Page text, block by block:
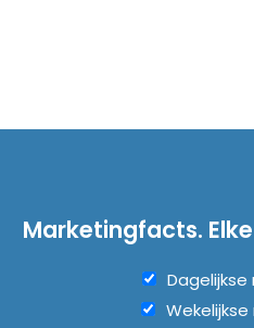
Marketingfacts.